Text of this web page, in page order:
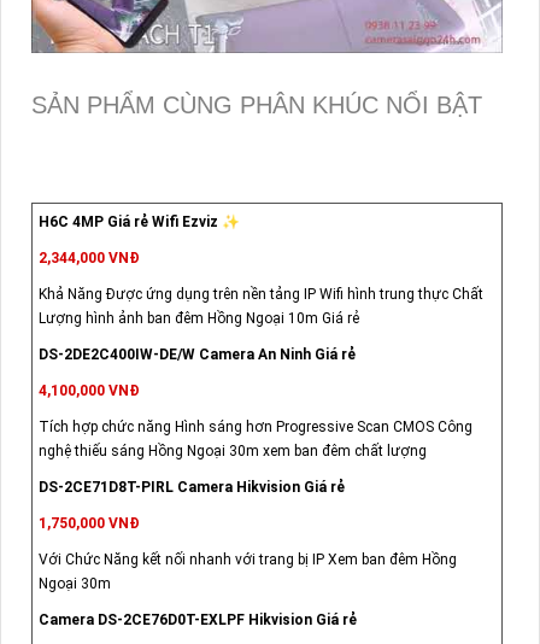
SẢN PHẨM CÙNG PHÂN KHÚC NỔI BẬT
H6C 4MP Giá rẻ Wifi Ezviz ✨
2,344,000 VNĐ
Khả Năng Được ứng dụng trên nền tảng IP Wifi hình trung thực Chất
Lượng hình ảnh ban đêm Hồng Ngoại 10m Giá rẻ
DS-2DE2C400IW-DE/W Camera An Ninh Giá rẻ
4,100,000 VNĐ
Tích hợp chức năng Hình sáng hơn Progressive Scan CMOS Công
nghệ thiếu sáng Hồng Ngoại 30m xem ban đêm chất lượng
DS-2CE71D8T-PIRL Camera Hikvision Giá rẻ
1,750,000 VNĐ
Với Chức Năng kết nối nhanh với trang bị IP Xem ban đêm Hồng
Ngoại 30m
Camera DS-2CE76D0T-EXLPF Hikvision Giá rẻ